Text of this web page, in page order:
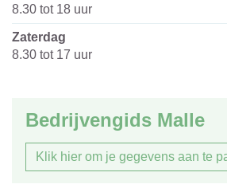
8.30 tot 18 uur
zaterdag
8.30 tot 17 uur
Bedrijvengids Malle
Klik hier om je gegevens aan te